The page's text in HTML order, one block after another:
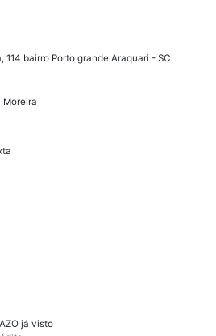
114 bairro Porto grande Araquari - SC
Moreira
já visto